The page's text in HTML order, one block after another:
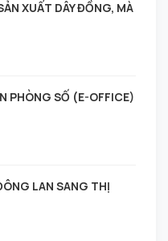
XUẤT DÂY ĐỒNG, MÀ
PHÒNG SỐ (E-OFFICE)
LAN SANG THỊ